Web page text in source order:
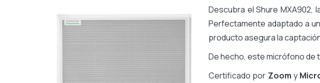
Descubra el Shure MXA902,
Perfectamente adaptado a
producto asegura la
De hecho, este micrófono de
Certificado por Zoom y